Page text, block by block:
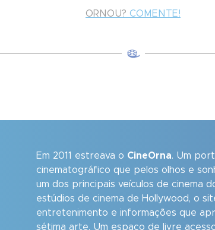
ORNOU? COMENTE!
Em 2011 estreava o CineOrna. Um
cinematográfico que pelos olhos e
um dos principais veículos de cinema
estúdios de cinema de Hollywood, o
entretenimento e informações que
sétima arte. Um espaço de livre